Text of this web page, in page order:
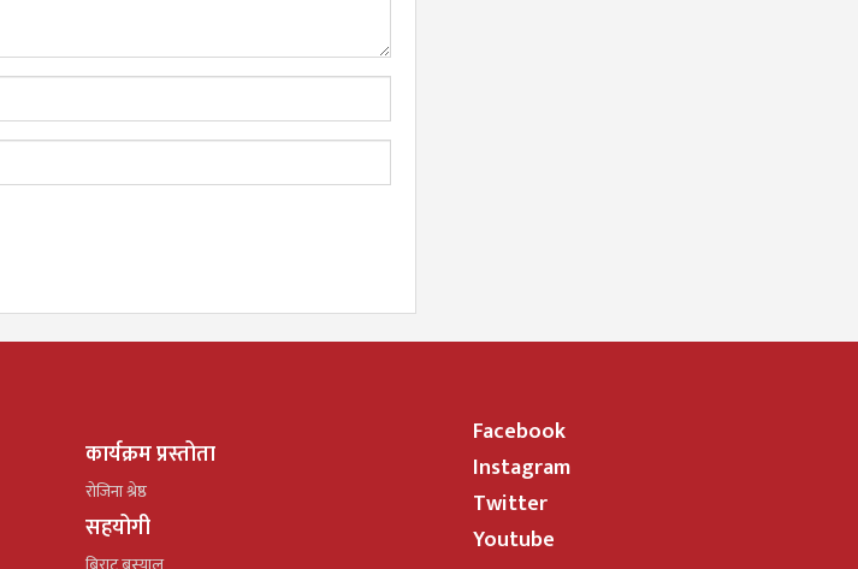
कार्यक्रम प्रस्तोता
रोजिना श्रेष्ठ
सहयोगी
Facebook
Instagram
Twitter
Youtube